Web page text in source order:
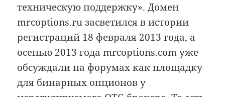
техническую поддержку». Домен
mrcoptions.ru засветился в истории
регистраций 18 февраля 2013 года, а
осенью 2013 года mrcoptions.com уже
обсуждали на форумах как площадку
для бинарных опционов у